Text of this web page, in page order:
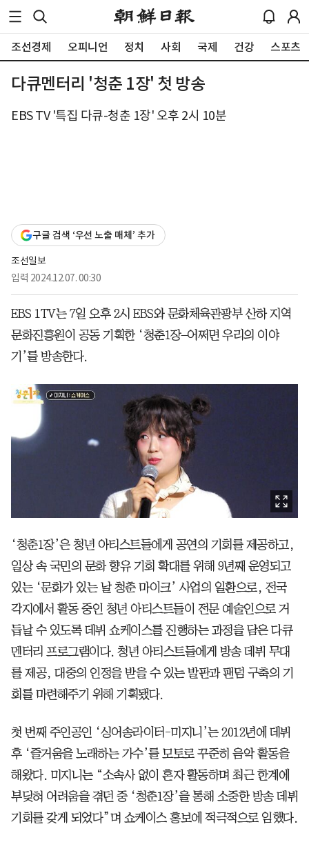
조선경제 오피니언 정치 사회 국제 건강 스포츠
다큐멘터리 '청춘 1장' 첫 방송
EBS TV '특집 다큐-청춘 1장' 오후 2시 10분
구글 검색 ‘우선 노출 매체’ 추가
조선일보
입력 2024.12.07. 00:30
EBS 1TV는 7일 오후 2시 EBS와 문화체육관광부 산하 지역
문화진흥원이 공동 기획한 ‘청춘1장–어쩌면 우리의 이야
기’를 방송한다.
‘청춘1장’은 청년 아티스트들에게 공연의 기회를 제공하고,
일상 속 국민의 문화 향유 기회 확대를 위해 9년째 운영되고
있는 ‘문화가 있는 날 청춘 마이크’ 사업의 일환으로, 전국
각지에서 활동 중인 청년 아티스트들이 전문 예술인으로 거
듭날 수 있도록 데뷔 쇼케이스를 진행하는 과정을 담은 다큐
멘터리 프로그램이다. 청년 아티스트들에게 방송 데뷔 무대
를 제공, 대중의 인정을 받을 수 있는 발판과 팬덤 구축의 기
회를 마련해주기 위해 기획됐다.
첫 번째 주인공인 ‘싱어송라이터-미지니’는 2012년에 데뷔
후 ‘즐거움을 노래하는 가수’를 모토로 꾸준히 음악 활동을
해왔다. 미지니는 “소속사 없이 혼자 활동하며 최근 한계에
부딪혀 어려움을 겪던 중 ‘청춘1장’을 통해 소중한 방송 데뷔
기회를 갖게 되었다”며 쇼케이스 홍보에 적극적으로 임했다.